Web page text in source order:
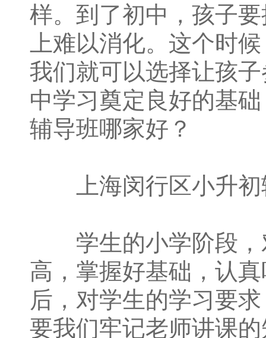
样。到了初中，孩子
上难以消化。这个时
我们就可以选择让孩
中学习奠定良好的基
辅导班哪家好？
上海闵行区小升初
学生的小学阶段，
高，掌握好基础，认
后，对学生的学习要
要我们牢记老师讲课